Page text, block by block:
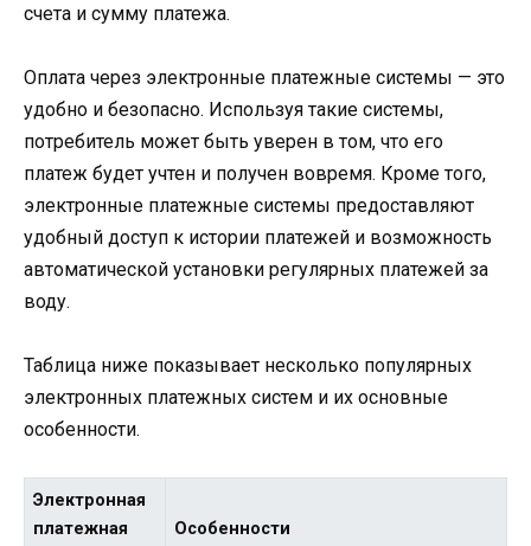
счета и сумму платежа.
Оплата через электронные платежные системы — это
удобно и безопасно. Используя такие системы,
потребитель может быть уверен в том, что его
платеж будет учтен и получен вовремя. Кроме того,
электронные платежные системы предоставляют
удобный доступ к истории платежей и возможность
автоматической установки регулярных платежей за
воду.
Таблица ниже показывает несколько популярных
электронных платежных систем и их основные
особенности.
Электронная
платежная
Особенности